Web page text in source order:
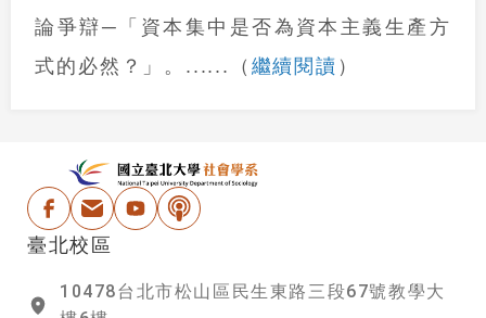
論爭辯─「資本集中是否為資本主義生產方
式的必然？」。 ...... （ 繼續閱讀 ）
Facebook
電子信箱YoutubePodcast
臺北校區
10478台北市松山區民生東路三段67號教學大